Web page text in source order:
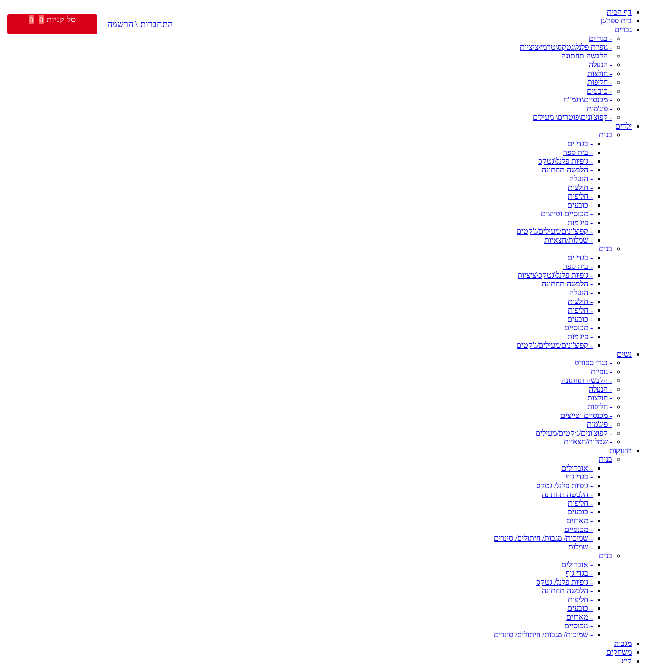
דף הבית
בית ספר/גן
גברים
- בגד ים
- גופיות פלנל\גטקס\טרמי\ציציות
- הלבשה תחתונה
- הנעלה
- חולצות
- חליפות
- כובעים
- מכנסיים\דגמ"ח
- פיג'מות
- קפוצ'ונים\פוטרים\ מעילים
ילדים
בנות
- בגדי ים
- בית ספר
- גופיות פלנל\גטקס
- הלבשה תחתונה
- הנעלה
- חולצות
- חליפות
- כובעים
- מכנסיים וטייצים
- פיג'מות
- קפוצ'ונים/מעילים/ג'קטים
- שמלות/חצאיות
בנים
- בגדי ים
- בית ספר
- גופיות פלנל\גטקס\ציציות
- הלבשה תחתונה
- הנעלה
- חולצות
- חליפות
- כובעים
- מכנסיים
- פיג'מות
- קפוצ'ונים/מעילים/ג'קטים
נשים
- בגדי ספורט
- גופיות
- הלבשה תחתונה
- הנעלה
- חולצות
- חליפות
- מכנסיים וטייצים
- פיג'מות
- קפוצ'ונים/ג׳קטים/מעילים
- שמלות/חצאיות
תינוקות
בנות
- אוברולים
- בגדי גוף
- גופיות פלנל/ גטקס
- הלבשה תחתונה
- חליפות
- כובעים
- מארזים
- מכנסיים
- שמיכות/ מגבות/ חיתולים/ סינרים
- שמלות
בנים
- אוברולים
- בגדי גוף
- גופיות פלנל/ גטקס
- הלבשה תחתונה
- חליפות
- כובעים
- מארזים
- מכנסיים
- שמיכות/ מגבות/ חיתולים/ סינרים
מגבות
משחקים
קיץ
התחברות \ הרשמה סל קניות 0
0